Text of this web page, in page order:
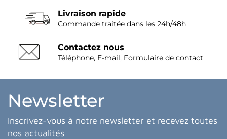
Livraison rapide
Commande traitée dans les 24h/48h
Contactez nous
Téléphone, E-mail, Formulaire de contact
Newsletter
Inscrivez-vous à notre newsletter et recevez toutes
nos actualités